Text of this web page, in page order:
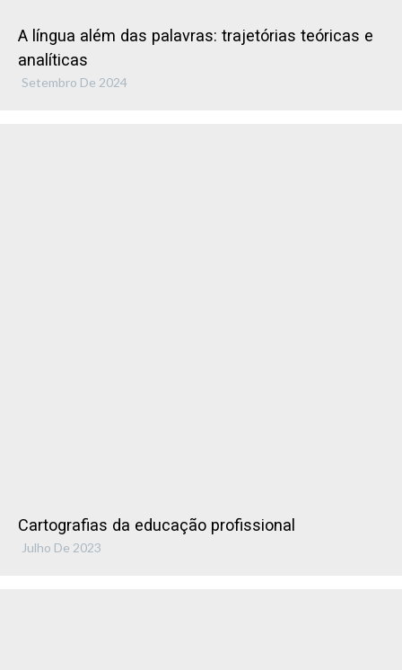
A língua além das palavras: trajetórias teóricas e
analíticas
Setembro De 2024
Cartografias da educação profissional
Julho De 2023